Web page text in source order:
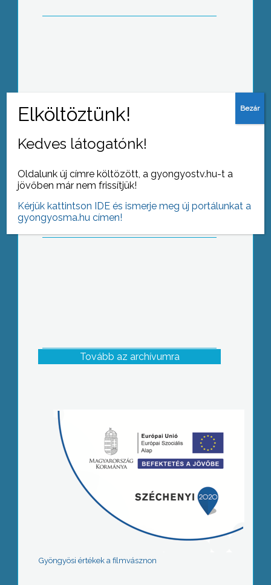
Az éhségsztrájk és az ahhoz hasonló
látványos médiaakciók nem a
hanem a társadalom ébredését, hogy
cselekedjen, ha nem elégedett
valamivel.
Tovább az archívumra
Gyöngyösi értékek a filmvásznon
Kedves látogatónk!
Oldalunk új címre költözött, a gyongyostv.hu-t a
jövőben már nem frissítjük!
Kérjük kattintson IDE és ismerje meg új portálunkat a
gyongyosma.hu címen!